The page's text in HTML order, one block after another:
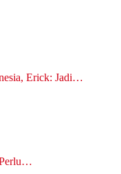
Erick: Jadi…